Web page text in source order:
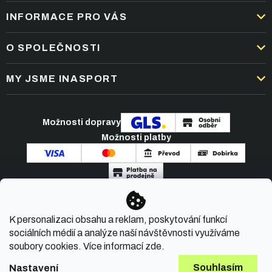
K personalizaci obsahu a reklam, poskytování funkcí
sociálních médií a analýze naší návštěvnosti využíváme
soubory cookies. Více informacízde.
Nastavení Souhlasím
INFORMACE PRO VÁS
DOPRAVA A PLATBA
OBCHODNÍ PODMÍNKY
REKLAMACE A VRÁCENÍ ZBOŽÍ
PODMÍNKY AKCÍ
O SPOLEČNOSTI
KARIÉRA
NEJČASTĚJŠÍ OTÁZKY
MY JSME INASPORT
ČLÁNKY A NOVINKY
KONTAKT
Možnosti dopravy
Možnosti platby
Copyright 2026INASPORT.CZ. Všechna práva
vyhrazena.